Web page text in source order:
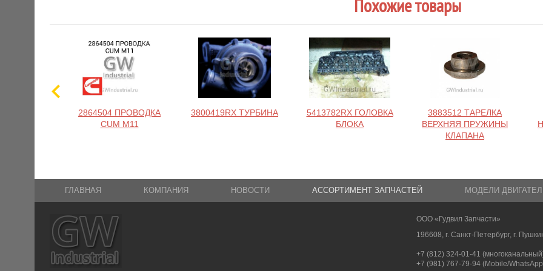
Похожие товары
2864504 ПРОВОДКА
CUM M11
3800419RX ТУРБИНА
5413782RX ГОЛОВКА
БЛОКА
3883512 ТАРЕЛКА
ВЕРХНЯЯ ПРУЖИНЫ
КЛАПАНА
ГЛАВНАЯ КОМПАНИЯ НОВОСТИ АССОРТИМЕНТ ЗАПЧАСТЕЙ МОДЕЛИ
ООО «Гудвил Запчасти»
196608, г. Санкт-Петербург, г.
+7 (812) 324-01-41
+7 (981) 767-79-94 (Mobile/